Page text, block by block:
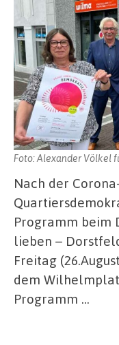
Foto: Alexander Völkel
Nach der
Programm beim
lieben –
Freitag
dem
Programm …